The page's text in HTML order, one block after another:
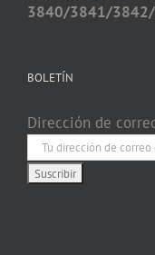
3840/3841/
BOLETÍN
Dirección de